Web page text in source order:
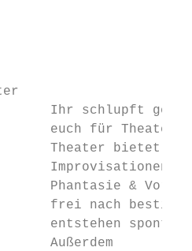
Ihr schlupft
euch für
Theater bietet
Improvisationen-
Phantasie &
frei nach
entstehen
Außerdem